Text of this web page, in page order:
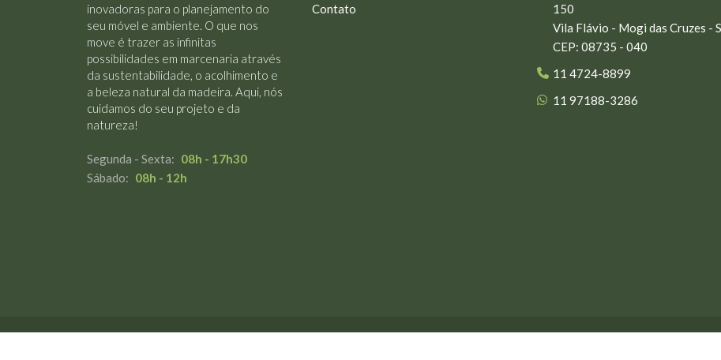
inovadoras para o planejamento do
seu móvel e ambiente. O que nos
move é trazer as infinitas
possibilidades em marcenaria através
da sustentabilidade, o acolhimento e
a beleza natural da madeira. Aqui, nós
cuidamos do seu projeto e da
natureza!
Segunda - Sexta: 08h - 17h30
Sábado: 08h - 12h
Contato
150
Vila Flávio - Mogi das Cruzes -
CEP: 08735 - 040
11 4724-8899
11 97188-3286